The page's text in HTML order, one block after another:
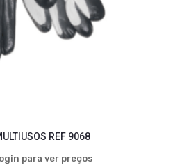
REF 9068
para ver preços